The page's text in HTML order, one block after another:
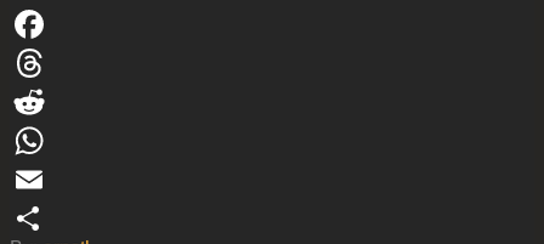
X
Facebook
Threads
Reddit
WhatsApp
Email